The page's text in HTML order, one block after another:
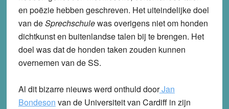
en poëzie hebben geschreven. Het uiteindelijke doel
van deSprechschulewas overigens niet om honden
dichtkunst en buitenlandse talen bij te brengen. Het
doel was dat de honden taken zouden kunnen
overnemen van de SS.
Al dit bizarre nieuws werd onthuld doorJan
Bondeson van de Universiteit van Cardiff in zijn